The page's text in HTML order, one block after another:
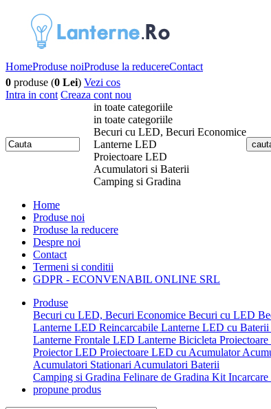
HomeProduse noiProduse la reducereContact
0 produse (0 Lei) Vezi cos
Intra in cont Creaza cont nou
in toate categoriile
in toate categoriile
Becuri cu LED, Becuri Economice
Lanterne LED
Proiectoare LED
Acumulatori si Baterii
Camping si Gradina
Home
Produse noi
Produse la reducere
Despre noi
Contact
Termeni si conditii
GDPR - ECONVENABIL ONLINE SRL
Produse
Becuri cu LED, Becuri Economice Becuri cu LED
Lanterne LED Reincarcabile Lanterne LED cu Baterii
Lanterne Frontale LED Lanterne Bicicleta
Proiector LED Proiectoare LED cu Acumulator
Acumulatori Stationari Acumulatori Baterii
Camping si Gradina Felinare de Gradina Kit Incarcare
propune produs